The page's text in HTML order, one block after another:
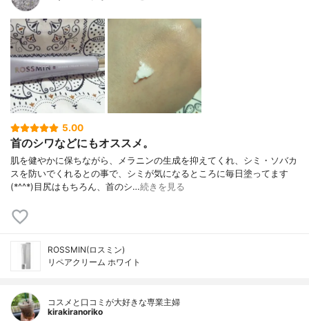
5.00
首のシワなどにもオススメ。
肌を健やかに保ちながら、メラニンの生成を抑えてくれ、シミ・ソバカ
スを防いでくれるとの事で、シミが気になるところに毎日塗ってます
(*^^*)目尻はもちろん、首のシ…続きを見る
ROSSMIN(ロスミン)
リペアクリーム ホワイト
コスメと口コミが大好きな専業主婦
kirakiranoriko